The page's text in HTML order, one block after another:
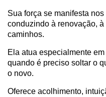
Sua força se manifesta
conduzindo à renovação,
caminhos.
Ela atua especialmente
quando é preciso soltar o
o novo.
Oferece acolhimento,